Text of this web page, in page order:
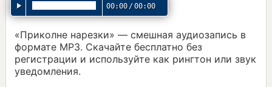
00:00/00:00
«Приколне нарезки» — смешная аудиозапись в
формате MP3. Скачайте бесплатно без
регистрации и используйте как рингтон или звук
уведомления.